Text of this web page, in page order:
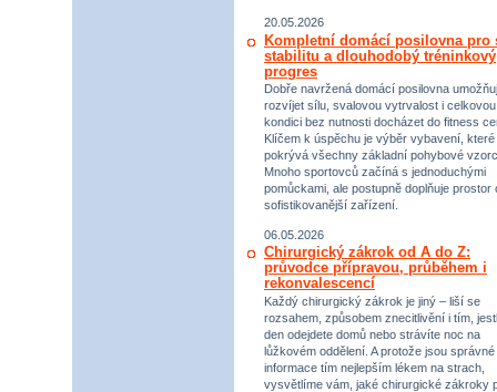
20.05.2026
Kompletní domácí posilovna pro
stabilitu a dlouhodobý tréninkový
progres
Dobře navržená domácí posilovna
rozvíjet sílu, svalovou vytrvalost i celkovou
kondici bez nutnosti docházet do fitness
Klíčem k úspěchu je výběr vybavení, které
pokrývá všechny základní pohybové
Mnoho sportovců začíná s jednoduchými
pomůckami, ale postupně doplňuje prostor
sofistikovanější zařízení.
06.05.2026
Chirurgický zákrok od A do Z:
průvodce přípravou, průběhem i
rekonvalescencí
Každý chirurgický zákrok je jiný – liší se
rozsahem, způsobem znecitlivění i tím,
den odejdete domů nebo strávíte noc na
lůžkovém oddělení. A protože jsou správné
informace tím nejlepším lékem na strach,
vysvětlíme vám, jaké chirurgické zákroky